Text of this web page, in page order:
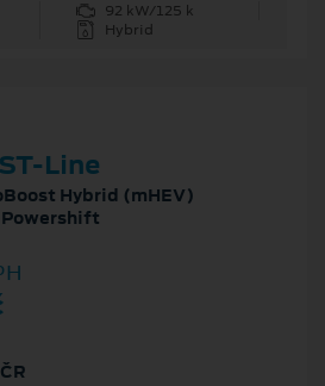
92 kW/125 k
Hybrid
Line
Hybrid (mHEV)
Powershift